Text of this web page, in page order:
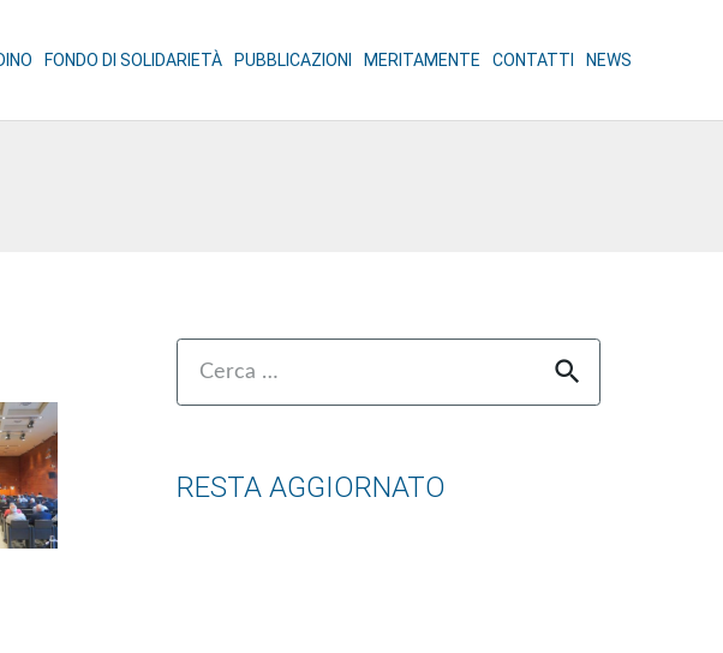
FONDO DI SOLIDARIETÀ PUBBLICAZIONI MERITAMENTE CONTATTI NEWS
per:
RESTA AGGIORNATO